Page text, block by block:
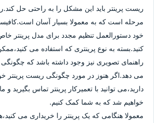
ریست پرینتر باید این مشکل را به راحتی حل
مرحله است که به معمولا بسیار آسان
خود دستورالعمل تنظیم مجدد برای مدل پرینتر
کنید.بسته به نوع پرینتری که استفاده می
راهنمای تصویری نیز وجود داشته باشد که
می دهد.اگر هنوز در مورد چگونگی ریست پرینتر
دارید،می توانید با تعمیرکار پرینتر تماس بگیرید
خواهیم شد که به شما کمک کنیم.
معمولا هنگامی که یک پرینتر را خریداری می